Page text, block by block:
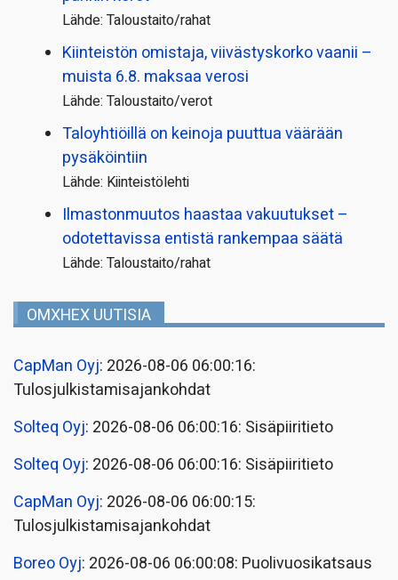
Lähde: Taloustaito/rahat
Kiinteistön omistaja, viivästyskorko vaanii –
muista 6.8. maksaa verosi
Lähde: Taloustaito/verot
Taloyhtiöillä on keinoja puuttua väärään
pysäköintiin
Lähde: Kiinteistölehti
Ilmastonmuutos haastaa vakuutukset –
odotettavissa entistä rankempaa säätä
Lähde: Taloustaito/rahat
OMXHEX UUTISIA
CapMan Oyj: 2026-08-06 06:00:16:
Tulosjulkistamisajankohdat
Solteq Oyj: 2026-08-06 06:00:16: Sisäpiiritieto
Solteq Oyj: 2026-08-06 06:00:16: Sisäpiiritieto
CapMan Oyj: 2026-08-06 06:00:15:
Tulosjulkistamisajankohdat
Boreo Oyj: 2026-08-06 06:00:08: Puolivuosikatsaus